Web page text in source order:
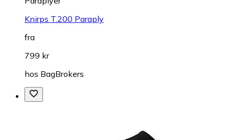
Knirps T.200 Paraply
fra
799 kr
hos BagBrokers